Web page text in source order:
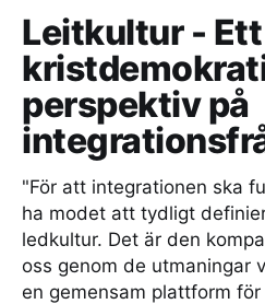
Leitkultur - Ett
perspektiv på
"För att integrationen ska
ha modet att tydligt
ledkultur. Det är den
oss genom de utmaningar
en gemensam plattform